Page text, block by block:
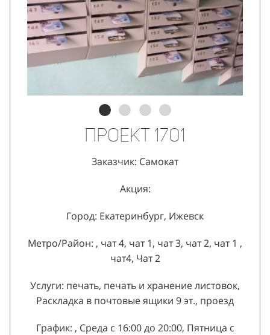
Проект 1701
Заказчик: Самокат
Акция:
Город: Екатеринбург, Ижевск
Метро/Район: , чат 4, чат 1, чат 3, чат 2, чат 1 ,
чат4, Чат 2
Услуги: печать, печать и хранение листовок,
Раскладка в почтовые ящики 9 эт., проезд
График: , Среда с 16:00 до 20:00, Пятница с